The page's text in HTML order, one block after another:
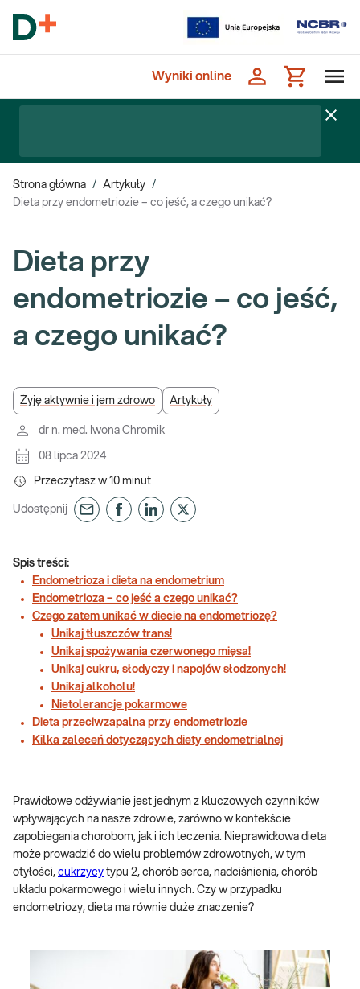
Wyniki online
Strona główna / Artykuły /
Dieta przy endometriozie – co jeść, a czego unikać?
Dieta przy
endometriozie – co jeść,
a czego unikać?
Żyję aktywnie i jem zdrowo Artykuły
dr n. med. Iwona Chromik
08 lipca 2024
Przeczytasz w 10 minut
Udostępnij
Spis treści:
Endometrioza i dieta na endometrium
Endometrioza – co jeść a czego unikać?
Czego zatem unikać w diecie na endometriozę?
Unikaj tłuszczów trans!
Unikaj spożywania czerwonego mięsa!
Unikaj cukru, słodyczy i napojów słodzonych!
Unikaj alkoholu!
Nietolerancje pokarmowe
Dieta przeciwzapalna przy endometriozie
Kilka zaleceń dotyczących diety endometrialnej
Prawidłowe odżywianie jest jednym z kluczowych czynników
wpływających na nasze zdrowie, zarówno w kontekście
zapobiegania chorobom, jak i ich leczenia. Nieprawidłowa dieta
może prowadzić do wielu problemów zdrowotnych, w tym
otyłości, cukrzycy typu 2, chorób serca, nadciśnienia, chorób
układu pokarmowego i wielu innych. Czy w przypadku
endometriozy, dieta ma równie duże znaczenie?